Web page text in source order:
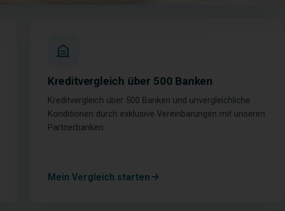
Kreditvergleich über 500 Banken
Kreditvergleich über 500 Banken und unvergleichliche
Konditionen durch exklusive Vereinbarungen mit unseren
Partnerbanken.
Mein Vergleich starten